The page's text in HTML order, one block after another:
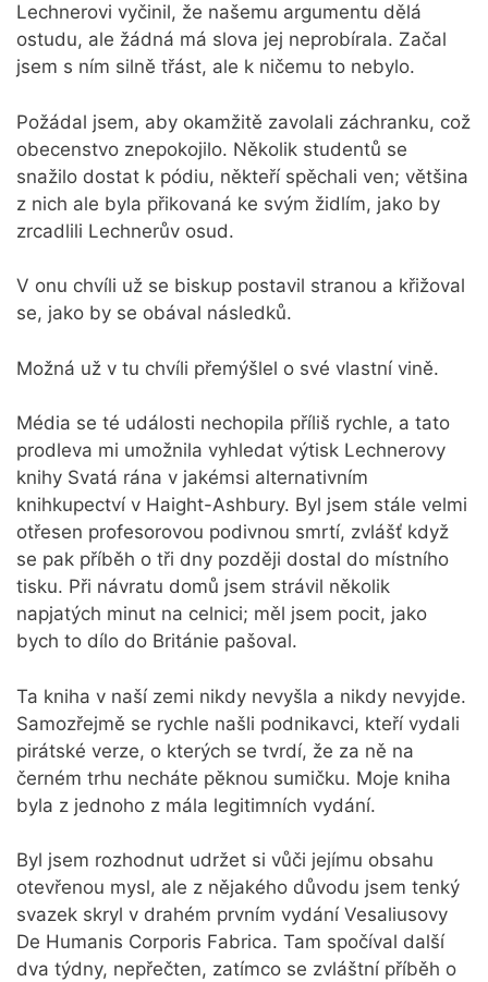
Lechnerovi vyčinil, že našemu argumentu dělá
ostudu, ale žádná má slova jej neprobírala. Začal
jsem s ním silně třást, ale k ničemu to nebylo.
Požádal jsem, aby okamžitě zavolali záchranku, což
obecenstvo znepokojilo. Několik studentů se
snažilo dostat k pódiu, někteří spěchali ven; většina
z nich ale byla přikovaná ke svým židlím, jako by
zrcadlili Lechnerův osud.
V onu chvíli už se biskup postavil stranou a křižoval
se, jako by se obával následků.
Možná už v tu chvíli přemýšlel o své vlastní vině.
Média se té události nechopila příliš rychle, a tato
prodleva mi umožnila vyhledat výtisk Lechnerovy
knihy Svatá rána v jakémsi alternativním
knihkupectví v Haight-Ashbury. Byl jsem stále velmi
otřesen profesorovou podivnou smrtí, zvlášť když
se pak příběh o tři dny později dostal do místního
tisku. Při návratu domů jsem strávil několik
napjatých minut na celnici; měl jsem pocit, jako
bych to dílo do Británie pašoval.
Ta kniha v naší zemi nikdy nevyšla a nikdy nevyjde.
Samozřejmě se rychle našli podnikavci, kteří vydali
pirátské verze, o kterých se tvrdí, že za ně na
černém trhu necháte pěknou sumičku. Moje kniha
byla z jednoho z mála legitimních vydání.
Byl jsem rozhodnut udržet si vůči jejímu obsahu
otevřenou mysl, ale z nějakého důvodu jsem tenký
svazek skryl v drahém prvním vydání Vesaliusovy
De Humanis Corporis Fabrica. Tam spočíval další
dva týdny, nepřečten, zatímco se zvláštní příběh o